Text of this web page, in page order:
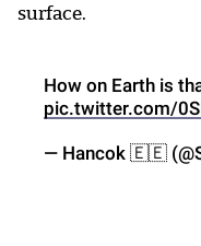
surface.
How on Earth is
pic.twitter.com/
— Hancok 🇪🇪